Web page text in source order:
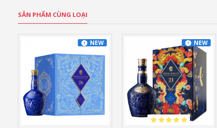
SẢN PHẨM CÙNG LOẠI
NEW NEW